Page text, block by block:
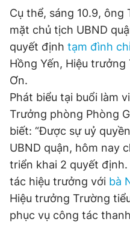
Thông tin tòa soạn
Đọc Thanh Niên trên
Theo dõi báo trên
Hotline
0906 645 777
Cụ thể, sáng 10.9, ông
mặt chủ tịch UBND
quyết định tạm đình
Hồng Yến, Hiệu
Ơn.
Phát biểu tại buổi làm
Trưởng phòng Phòng
biết: “Được sự uỷ
UBND quận, hôm nay
triển khai 2 quyết
tác hiệu trưởng với bà
Hiệu trưởng Trường
phục vụ công tác